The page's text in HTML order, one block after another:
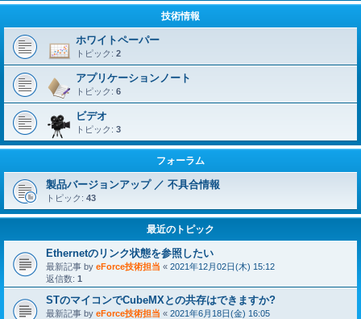
技術情報
ホワイトペーパー
トピック: 2
アプリケーションノート
トピック: 6
ビデオ
トピック: 3
フォーラム
製品バージョンアップ ／ 不具合情報
トピック: 43
最近のトピック
Ethernetのリンク状態を参照したい
最新記事 by eForce技術担当 « 2021年12月02日(木) 15:12
返信数: 1
STのマイコンでCubeMXとの共存はできますか?
最新記事 by eForce技術担当 « 2021年6月18日(金) 16:05